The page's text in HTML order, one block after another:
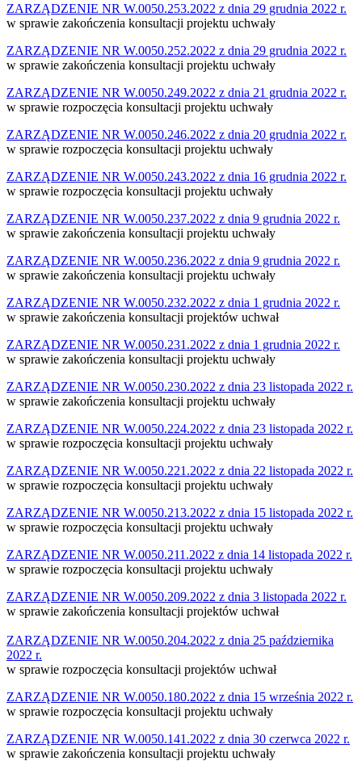
ZARZĄDZENIE NR W.0050.253.2022 z dnia 29 grudnia 2022 r.
w sprawie zakończenia konsultacji projektu uchwały
ZARZĄDZENIE NR W.0050.252.2022 z dnia 29 grudnia 2022 r.
w sprawie zakończenia konsultacji projektu uchwały
ZARZĄDZENIE NR W.0050.249.2022 z dnia 21 grudnia 2022 r.
w sprawie rozpoczęcia konsultacji projektu uchwały
ZARZĄDZENIE NR W.0050.246.2022 z dnia 20 grudnia 2022 r.
w sprawie rozpoczęcia konsultacji projektu uchwały
ZARZĄDZENIE NR W.0050.243.2022 z dnia 16 grudnia 2022 r.
w sprawie rozpoczęcia konsultacji projektu uchwały
ZARZĄDZENIE NR W.0050.237.2022 z dnia 9 grudnia 2022 r.
w sprawie zakończenia konsultacji projektu uchwały
ZARZĄDZENIE NR W.0050.236.2022 z dnia 9 grudnia 2022 r.
w sprawie zakończenia konsultacji projektu uchwały
ZARZĄDZENIE NR W.0050.232.2022 z dnia 1 grudnia 2022 r.
w sprawie zakończenia konsultacji projektów uchwał
ZARZĄDZENIE NR W.0050.231.2022 z dnia 1 grudnia 2022 r.
w sprawie zakończenia konsultacji projektu uchwały
ZARZĄDZENIE NR W.0050.230.2022 z dnia 23 listopada 2022 r.
w sprawie zakończenia konsultacji projektu uchwały
ZARZĄDZENIE NR W.0050.224.2022 z dnia 23 listopada 2022 r.
w sprawie rozpoczęcia konsultacji projektu uchwały
ZARZĄDZENIE NR W.0050.221.2022 z dnia 22 listopada 2022 r.
w sprawie rozpoczęcia konsultacji projektu uchwały
ZARZĄDZENIE NR W.0050.213.2022 z dnia 15 listopada 2022 r.
w sprawie rozpoczęcia konsultacji projektu uchwały
ZARZĄDZENIE NR W.0050.211.2022 z dnia 14 listopada 2022 r.
w sprawie rozpoczęcia konsultacji projektu uchwały
ZARZĄDZENIE NR W.0050.209.2022 z dnia 3 listopada 2022 r.
w sprawie zakończenia konsultacji projektów uchwał
ZARZĄDZENIE NR W.0050.204.2022 z dnia 25 października
2022 r.
w sprawie rozpoczęcia konsultacji projektów uchwał
ZARZĄDZENIE NR W.0050.180.2022 z dnia 15 września 2022 r.
w sprawie rozpoczęcia konsultacji projektu uchwały
ZARZĄDZENIE NR W.0050.141.2022 z dnia 30 czerwca 2022 r.
w sprawie zakończenia konsultacji projektu uchwały